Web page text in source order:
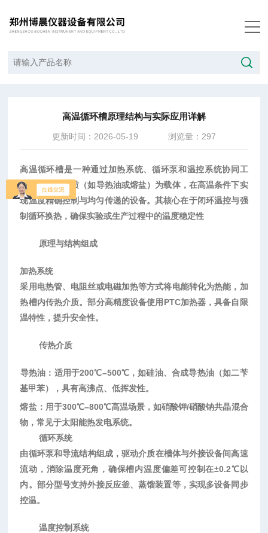
高温循环槽原理结构与实际应用详解
更新时间：2026-05-19 浏览量：297
高温循环槽‌是一种通过加热系统、循环泵和温控系统协同工
作，以导热介质（如导热油或熔盐）为载体，在高温条件下实
现温度精确控制与均匀传递的设备。其核心在于‌闭环温控‌与‌强
制循环换热‌，确保实验或生产过程中的温度稳定性
原理与结构组成
加热系统
采用电热管、电阻丝或电磁加热等方式将电能转化为热能，加
热槽内传热介质。部分高精度设备使用 PTC加热器，具备自限
温特性，提升安全性。
传热介质
导热油 ‌：适用于200℃–500℃，如硅油、合成导热油（如二苄
基甲苯），具有高沸点、低挥发性。
熔盐‌：用于300℃–800℃高温场景，如硝酸钾/硝酸钠共晶混合
物，常见于太阳能热发电系统。
循环系统
由循环泵‌和‌导流结构‌组成，驱动介质在槽体与外接设备间高速
流动，消除温度死角，确保槽内温度偏差可控制在±0.2℃以
内。部分型号支持外接反应釜、蒸馏装置等，实现多设备同步
控温。
温度控制系统